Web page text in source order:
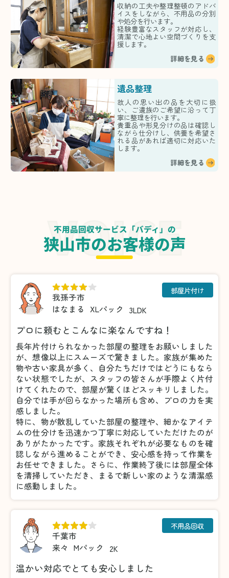
収納の工夫や整理整頓のアドバ
イスをしながら、不用品の分別
や処分を行います。
経験豊富なスタッフが対応し、
清潔で心地よい空間づくりを支
援します。
詳細を見る
遺品整理
故人の思い出の品を大切に扱
い、ご遺族のご希望に沿って丁
寧に整理を行います。
貴重品や形見分けの品は確認し
ながら仕分けし、供養を希望さ
れる品があれば適切に対応いた
します。
詳細を見る
不用品回収サービス「バディ」の
狭山市のお客様の声
我孫子市
はなまる
XLパック 3LDK
部屋片付け
プロに頼むとこんなに楽なんですね！
長年片付けられなかった部屋の整理をお願いしました
が、想像以上にスムーズで驚きました。家族が集めた
物や古い家具が多く、自分たちだけではどうにもなら
ない状態でしたが、スタッフの皆さんが手際よく片付
けてくれたので、部屋が驚くほどスッキリしました。
自分では手が回らなかった場所も含め、プロの力を実
感しました。
特に、物が散乱していた部屋の整理や、細かなアイテ
ムの仕分けを迅速かつ丁寧に対応していただけたのが
ありがたかったです。家族それぞれが必要なものを確
認しながら進めることができ、安心感を持って作業を
お任せできました。さらに、作業終了後には部屋全体
を清掃していただき、まるで新しい家のような清潔感
に感動しました。
千葉市
来々 Mパック 2K
不用品回収
温かい対応でとても安心しました